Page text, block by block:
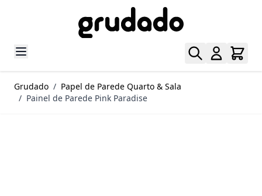
Grudado / Papel de Parede Quarto & Sala
/ Painel de Parede Pink Paradise